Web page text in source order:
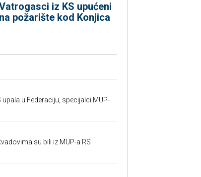
iz KS upućeni
na požarište kod Konjica
u Federaciju, specijalci MUP-
su bili iz MUP-a RS